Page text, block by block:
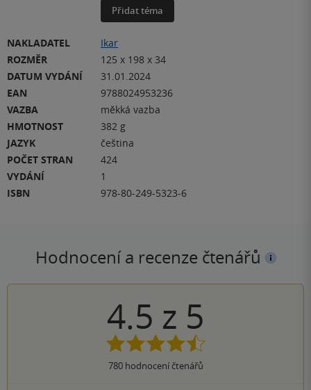
Přidat téma
NAKLADATEL
Ikar
ROZMĚR
125 x 198 x 34
DATUM VYDÁNÍ
31.01.2024
EAN
9788024953236
VAZBA
měkká vazba
HMOTNOST
382 g
JAZYK
čeština
POČET STRAN
424
VYDÁNÍ
1
ISBN
978-80-249-5323-6
Hodnocení a recenze čtenářů
4.5 z 5
780hodnocení čtenářů